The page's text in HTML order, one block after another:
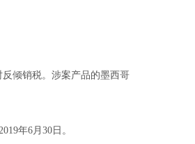
反倾销税。涉案产品的墨西哥
年6月30日。